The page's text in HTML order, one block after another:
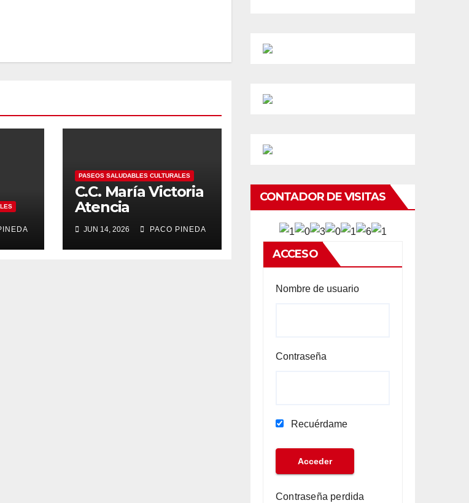
PASEOS SALUDABLES CULTURALES
C.C. María Victoria
Atencia
JUN 14, 2026 PACO PINEDA
CONTADOR DE VISITAS
ACCESO
Nombre de usuario
Contraseña
Recuérdame
Contraseña perdida